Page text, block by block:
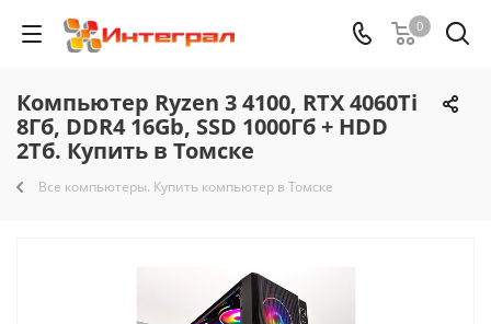
0
Компьютер Ryzen 3 4100, RTX 4060Ti
8Гб, DDR4 16Gb, SSD 1000Гб + HDD
2Тб. Купить в Томске
Все компьютеры. Купить компьютер в Томске